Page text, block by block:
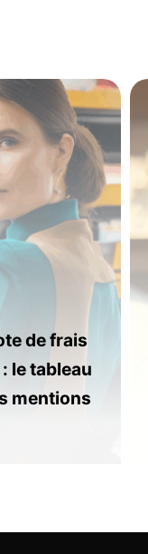
de frais
le tableau
mentions